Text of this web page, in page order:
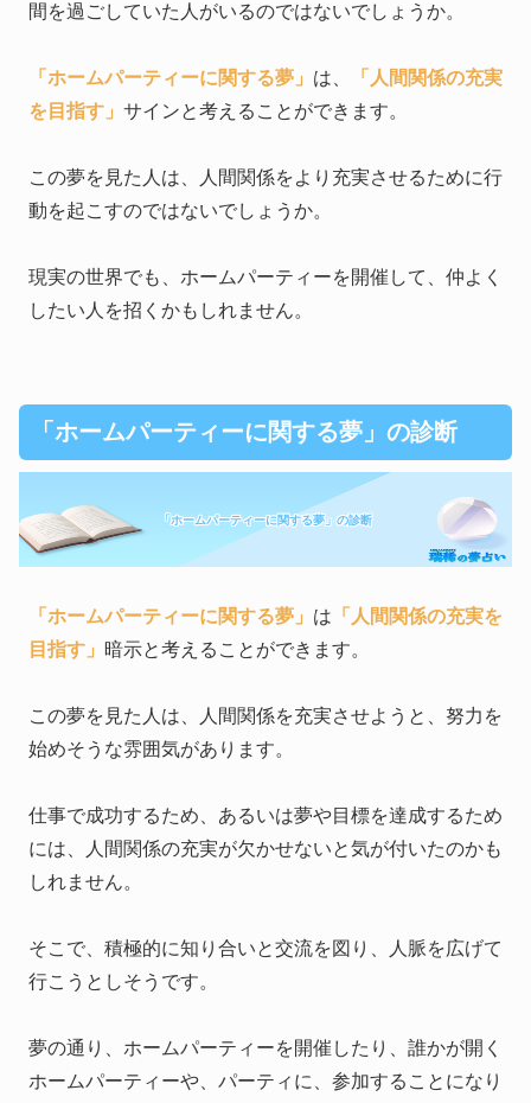
間を過ごしていた人がいるのではないでしょうか。
「ホームパーティーに関する夢」 は、
「人間関係の充実
を目指す」 サインと考えることができます。
この夢を見た人は、人間関係をより充実させるために行
動を起こすのではないでしょうか。
現実の世界でも、ホームパーティーを開催して、仲よく
したい人を招くかもしれません。
「ホームパーティーに関する夢」の診断
「ホームパーティーに関する夢」の診断
「ホームパーティーに関する夢」 は 「人間関係の充実を
目指す」 暗示と考えることができます。
この夢を見た人は、人間関係を充実させようと、努力を
始めそうな雰囲気があります。
仕事で成功するため、あるいは夢や目標を達成するため
には、人間関係の充実が欠かせないと気が付いたのかも
しれません。
そこで、積極的に知り合いと交流を図り、人脈を広げて
行こうとしそうです。
夢の通り、ホームパーティーを開催したり、誰かが開く
ホームパーティーや、パーティに、参加することになり